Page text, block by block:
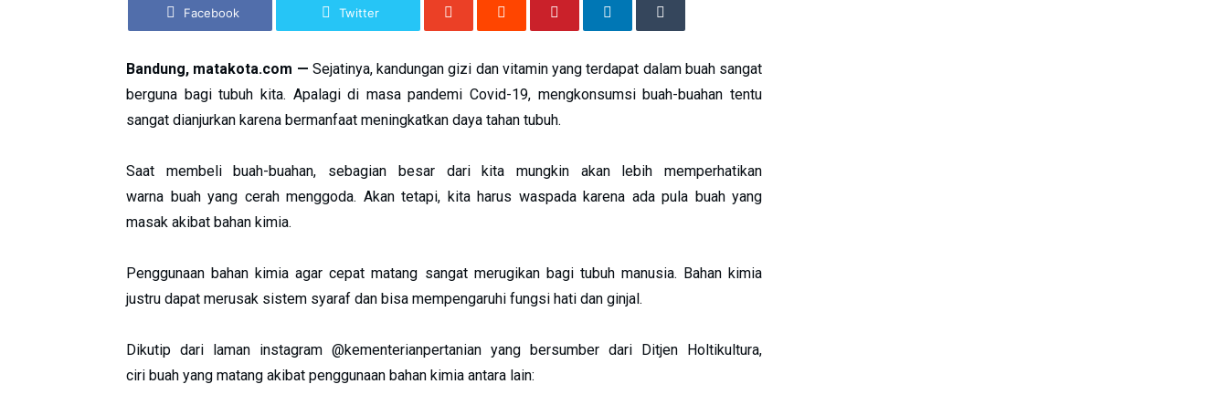
Facebook Twitter
Bandung, matakota.com — Sejatinya, kandungan gizi dan vitamin yang terdapat dalam buah sangat
berguna bagi tubuh kita. Apalagi di masa pandemi Covid-19, mengkonsumsi buah-buahan tentu
sangat dianjurkan karena bermanfaat meningkatkan daya tahan tubuh.
Saat membeli buah-buahan, sebagian besar dari kita mungkin akan lebih memperhatikan
warna buah yang cerah menggoda. Akan tetapi, kita harus waspada karena ada pula buah yang
masak akibat bahan kimia.
Penggunaan bahan kimia agar cepat matang sangat merugikan bagi tubuh manusia. Bahan kimia
justru dapat merusak sistem syaraf dan bisa mempengaruhi fungsi hati dan ginjal.
Dikutip dari laman instagram @kementerianpertanian yang bersumber dari Ditjen Holtikultura,
ciri buah yang matang akibat penggunaan bahan kimia antara lain: